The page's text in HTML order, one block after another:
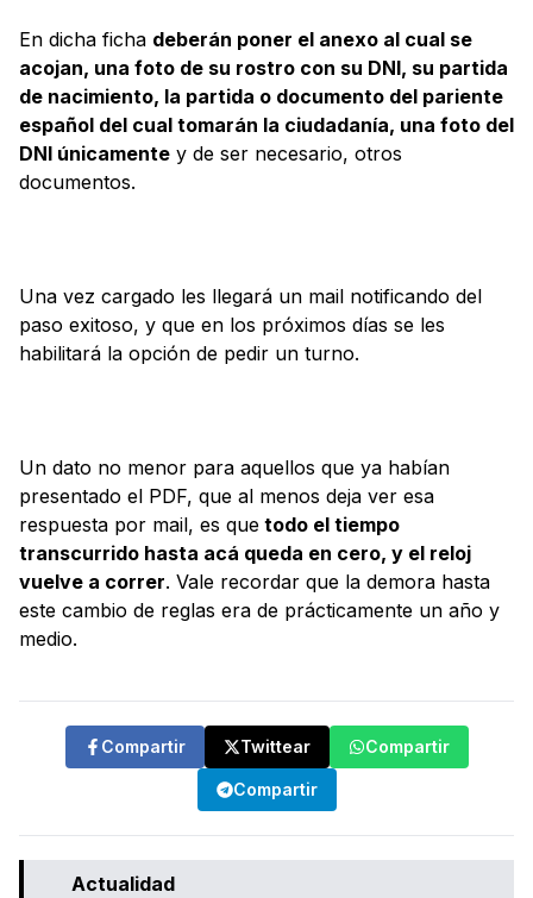
En dicha ficha deberán poner el anexo al cual se
acojan, una foto de su rostro con su DNI, su partida
de nacimiento, la partida o documento del pariente
español del cual tomarán la ciudadanía, una foto del
DNI únicamente y de ser necesario, otros
documentos.
Una vez cargado les llegará un mail notificando del
paso exitoso, y que en los próximos días se les
habilitará la opción de pedir un turno.
Un dato no menor para aquellos que ya habían
presentado el PDF, que al menos deja ver esa
respuesta por mail, es que todo el tiempo
transcurrido hasta acá queda en cero, y el reloj
vuelve a correr. Vale recordar que la demora hasta
este cambio de reglas era de prácticamente un año y
medio.
Compartir Twittear Compartir
Compartir
Actualidad